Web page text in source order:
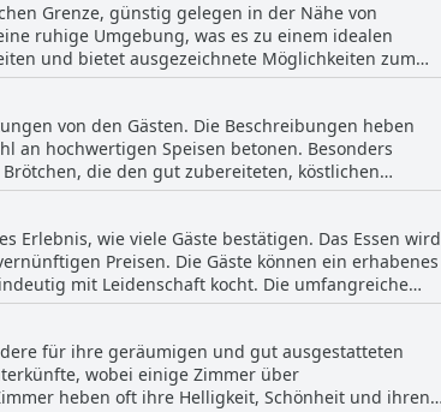
Grenze, günstig gelegen in der Nähe von
ruhige Umgebung, was es zu einem idealen
und bietet ausgezeichnete Möglichkeiten zum
Wassenberg seine Attraktivität. Die ruhige
Hotels als friedliche Zuflucht beiträgt. Die Nähe
Landschaft, während die Lage in der Nähe eines
macht es zu einer passenden Wahl für
Insgesamt zeichnet sich die Effelder Bürgerstube
aus.
von den Gästen. Die Beschreibungen heben
an hochwertigen Speisen betonen. Besonders
die den gut zubereiteten, köstlichen
und frisch beschrieben, wobei es dem
auch die Sorgfalt und Leidenschaft, die bei der
ob im privaten Raum
und erfüllt alle Erwartungen an einen
das Preis-Leistungs-Verhältnis, was darauf
Leistungs-Verhältnis bieten. Insgesamt
und liebevoll zubereiteten
in diesem Hotel macht.
Erlebnis, wie viele Gäste bestätigen. Das Essen wird
Preisen. Die Gäste können ein erhabenes
mit Leidenschaft kocht. Die umfangreiche
dabei ist. Besonders genossen die Gäste das
hilfsbereite und freundliche Personal trägt
erstklassige Speisen und beeindruckt die Gäste mit
vorbeikommt, die Qualität der Speisen
macht.
für ihre geräumigen und gut ausgestatteten
wobei einige Zimmer über
heben oft ihre Helligkeit, Schönheit und ihren